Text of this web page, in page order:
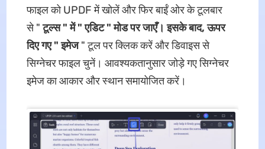
फाइल को UPDF में खोलें और फिर बाईं ओर के टूलबार
से "टूल्स " में "एडिट " मोड पर जाएँ। इसके बाद, ऊपर
दिए गए "इमेज" टूल पर क्लिक करें और डिवाइस से
सिग्नेचर फाइल चुनें। आवश्यकतानुसार जोड़े गए सिग्नेचर
इमेज का आकार और स्थान समायोजित करें।